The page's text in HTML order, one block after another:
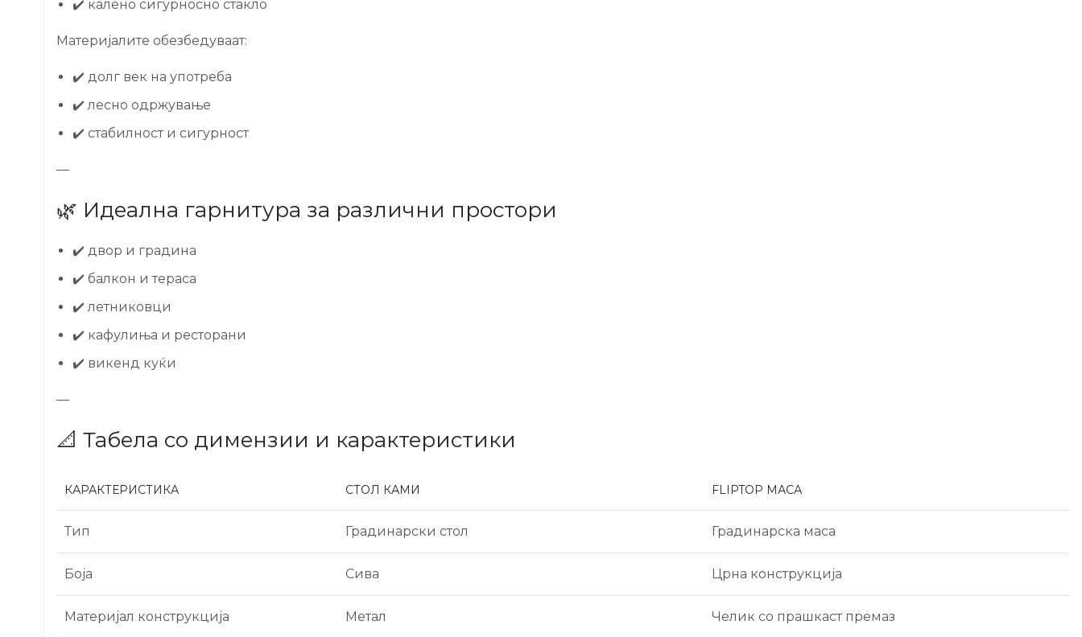
✔️ калено сигурносно стакло
Материјалите обезбедуваат:
✔️ долг век на употреба
✔️ лесно одржување
✔️ стабилност и сигурност
—
🌿 Идеална гарнитура за различни простори
✔️ двор и градина
✔️ балкон и тераса
✔️ летниковци
✔️ кафулиња и ресторани
✔️ викенд куќи
—
📐 Табела со димензии и карактеристики
КАРАКТЕРИСТИКА СТОЛ КАМИ FLIPTOP МАСА
Тип Градинарски стол Градинарска маса
Боја Сива Црна конструкција
Материјал конструкција Метал Челик со прашкаст премаз